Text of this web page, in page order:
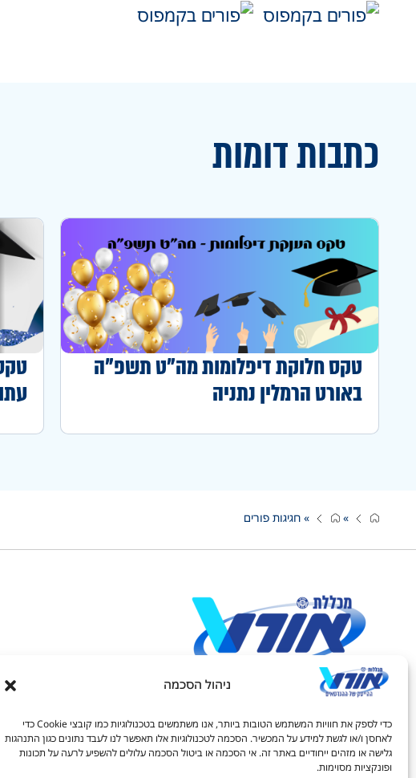
ניהול הסכמה
כדי לספק את חוויות המשתמש הטובות ביותר, אנו משתמשים בטכנולוגיות כמו קובצי Cookie כדי
לאחסן ו/או לגשת למידע על המכשיר. הסכמה לטכנולוגיות אלו תאפשר לנו לעבד נתונים כגון התנהגות
גלישה או מזהים ייחודיים באתר זה. אי הסכמה או ביטול הסכמה עלולים להשפיע לרעה על תכונות
ופונקציות מסוימות.
כתבות דומות
טקס חלוקת דיפלומות מה"ט תשפ"ה
באורט הרמלין נתניה
»
» חגיגות פורים
חיפוש באתר: